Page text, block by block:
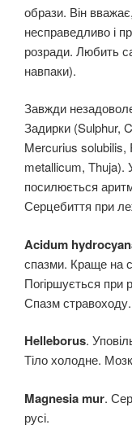
образи. Він
несправедливо і
розради. Любить
навпаки).
Завжди
Задирки (Sulphur,
Mercurius solubilis,
metallicum, Thuja).
посилюється
Серцебиття при
Acidum
спазми. Краще на
Погіршується при
Спазм стравоходу.
Helleborus.
Тіло холодне.
Magnesia mur.
русі.